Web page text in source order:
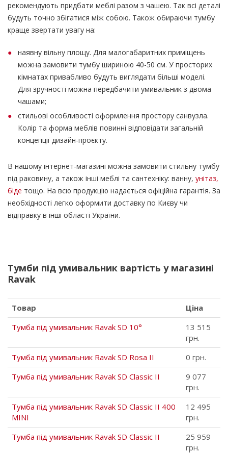
рекомендують придбати меблі разом з чашею. Так всі деталі
будуть точно збігатися між собою. Також обираючи тумбу
краще звертати увагу на:
наявну вільну площу. Для малогабаритних приміщень
можна замовити тумбу шириною 40-50 см. У просторих
кімнатах привабливо будуть виглядати більші моделі.
Для зручності можна передбачити умивальник з двома
чашами;
стильові особливості оформлення простору санвузла.
Колір та форма меблів повинні відповідати загальній
концепції дизайн-проєкту.
В нашому інтернет-магазині можна замовити стильну тумбу
під раковину, а також інші меблі та сантехніку: ванну, унітаз,
біде тощо. На всю продукцію надається офіційна гарантія. За
необхідності легко оформити доставку по Києву чи
відправку в інші області України.
Тумби під умивальник вартість у магазині
Ravak
Товар
Ціна
Тумба під умивальник Ravak SD 10°
13 515
грн.
Тумба під умивальник Ravak SD Rosa II
0 грн.
Тумба під умивальник Ravak SD Classic II
9 077
грн.
Тумба під умивальник Ravak SD Classic II 400
MINI
12 495
грн.
Тумба під умивальник Ravak SD Classic II
25 959
грн.